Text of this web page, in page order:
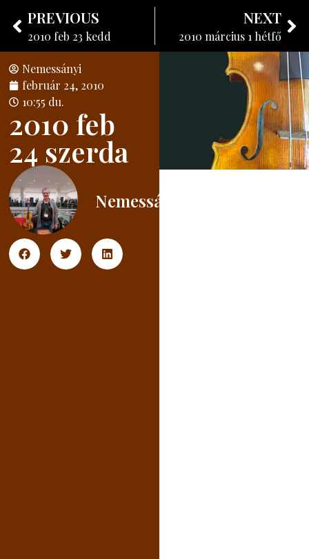
Hangszerkészítő
PREVIOUS
2010 feb 23 kedd
NEXT
2010 március 1 hétfő
Nemessányi
február 24, 2010
10:55 du.
2010 feb
24 szerda
Nemessányi